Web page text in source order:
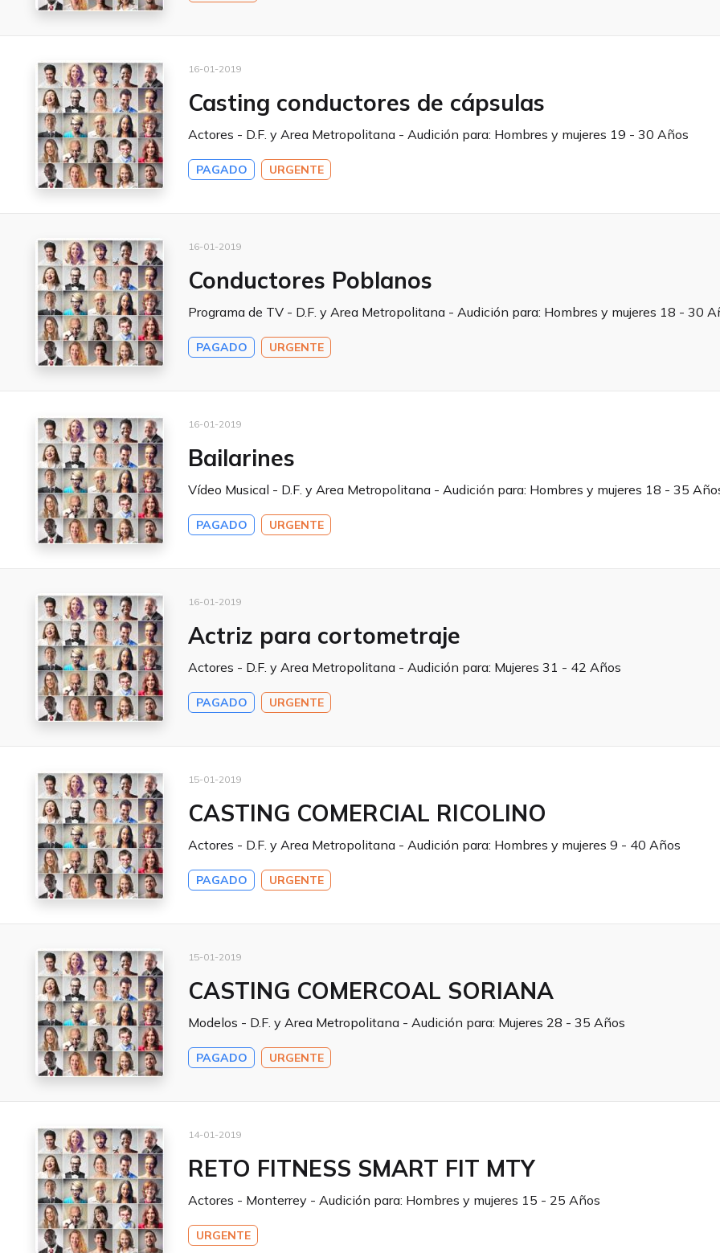
16-01-2019
Casting conductores de cápsulas
Actores - D.F. y Area Metropolitana - Audición para: Hombres y mujeres 19 - 30 Años
PAGADO URGENTE
16-01-2019
Conductores Poblanos
Programa de TV - D.F. y Area Metropolitana - Audición para: Hombres y mujeres 18 - 30
PAGADO URGENTE
16-01-2019
Bailarines
Vídeo Musical - D.F. y Area Metropolitana - Audición para: Hombres y mujeres 18 - 35
PAGADO URGENTE
16-01-2019
Actriz para cortometraje
Actores - D.F. y Area Metropolitana - Audición para: Mujeres 31 - 42 Años
PAGADO URGENTE
15-01-2019
CASTING COMERCIAL RICOLINO
Actores - D.F. y Area Metropolitana - Audición para: Hombres y mujeres 9 - 40 Años
PAGADO URGENTE
15-01-2019
CASTING COMERCOAL SORIANA
Modelos - D.F. y Area Metropolitana - Audición para: Mujeres 28 - 35 Años
PAGADO URGENTE
14-01-2019
RETO FITNESS SMART FIT MTY
Actores - Monterrey - Audición para: Hombres y mujeres 15 - 25 Años
URGENTE